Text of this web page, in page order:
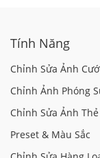
Tính Năng
Chỉnh Sửa Ảnh
Chỉnh Ảnh Phóng
Chỉnh Sửa Ảnh Thẻ
Preset & Màu Sắc